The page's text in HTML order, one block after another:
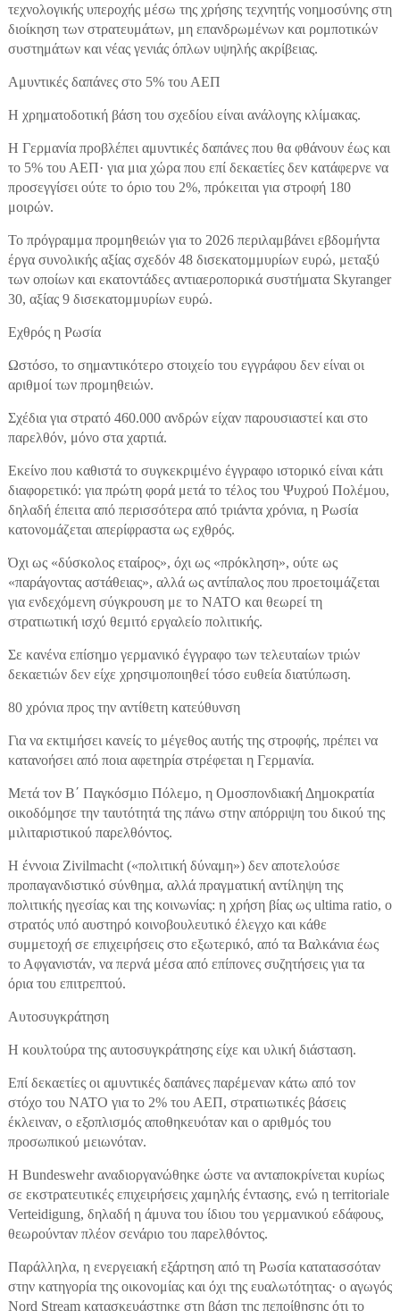
τεχνολογικής υπεροχής μέσω της χρήσης τεχνητής νοημοσύνης στη
διοίκηση των στρατευμάτων, μη επανδρωμένων και ρομποτικών
συστημάτων και νέας γενιάς όπλων υψηλής ακρίβειας.
Αμυντικές δαπάνες στο 5% του ΑΕΠ
Η χρηματοδοτική βάση του σχεδίου είναι ανάλογης κλίμακας.
Η Γερμανία προβλέπει αμυντικές δαπάνες που θα φθάνουν έως και
το 5% του ΑΕΠ· για μια χώρα που επί δεκαετίες δεν κατάφερνε να
προσεγγίσει ούτε το όριο του 2%, πρόκειται για στροφή 180
μοιρών.
Το πρόγραμμα προμηθειών για το 2026 περιλαμβάνει εβδομήντα
έργα συνολικής αξίας σχεδόν 48 δισεκατομμυρίων ευρώ, μεταξύ
των οποίων και εκατοντάδες αντιαεροπορικά συστήματα Skyranger
30, αξίας 9 δισεκατομμυρίων ευρώ.
Εχθρός η Ρωσία
Ωστόσο, το σημαντικότερο στοιχείο του εγγράφου δεν είναι οι
αριθμοί των προμηθειών.
Σχέδια για στρατό 460.000 ανδρών είχαν παρουσιαστεί και στο
παρελθόν, μόνο στα χαρτιά.
Εκείνο που καθιστά το συγκεκριμένο έγγραφο ιστορικό είναι κάτι
διαφορετικό: για πρώτη φορά μετά το τέλος του Ψυχρού Πολέμου,
δηλαδή έπειτα από περισσότερα από τριάντα χρόνια, η Ρωσία
κατονομάζεται απερίφραστα ως εχθρός.
Όχι ως «δύσκολος εταίρος», όχι ως «πρόκληση», ούτε ως
«παράγοντας αστάθειας», αλλά ως αντίπαλος που προετοιμάζεται
για ενδεχόμενη σύγκρουση με το NATO και θεωρεί τη
στρατιωτική ισχύ θεμιτό εργαλείο πολιτικής.
Σε κανένα επίσημο γερμανικό έγγραφο των τελευταίων τριών
δεκαετιών δεν είχε χρησιμοποιηθεί τόσο ευθεία διατύπωση.
80 χρόνια προς την αντίθετη κατεύθυνση
Για να εκτιμήσει κανείς το μέγεθος αυτής της στροφής, πρέπει να
κατανοήσει από ποια αφετηρία στρέφεται η Γερμανία.
Μετά τον Β΄ Παγκόσμιο Πόλεμο, η Ομοσπονδιακή Δημοκρατία
οικοδόμησε την ταυτότητά της πάνω στην απόρριψη του δικού της
μιλιταριστικού παρελθόντος.
Η έννοια Zivilmacht («πολιτική δύναμη») δεν αποτελούσε
προπαγανδιστικό σύνθημα, αλλά πραγματική αντίληψη της
πολιτικής ηγεσίας και της κοινωνίας: η χρήση βίας ως ultima ratio, ο
στρατός υπό αυστηρό κοινοβουλευτικό έλεγχο και κάθε
συμμετοχή σε επιχειρήσεις στο εξωτερικό, από τα Βαλκάνια έως
το Αφγανιστάν, να περνά μέσα από επίπονες συζητήσεις για τα
όρια του επιτρεπτού.
Αυτοσυγκράτηση
Η κουλτούρα της αυτοσυγκράτησης είχε και υλική διάσταση.
Επί δεκαετίες οι αμυντικές δαπάνες παρέμεναν κάτω από τον
στόχο του NATO για το 2% του ΑΕΠ, στρατιωτικές βάσεις
έκλειναν, ο εξοπλισμός αποθηκευόταν και ο αριθμός του
προσωπικού μειωνόταν.
Η Bundeswehr αναδιοργανώθηκε ώστε να ανταποκρίνεται κυρίως
σε εκστρατευτικές επιχειρήσεις χαμηλής έντασης, ενώ η territoriale
Verteidigung, δηλαδή η άμυνα του ίδιου του γερμανικού εδάφους,
θεωρούνταν πλέον σενάριο του παρελθόντος.
Παράλληλα, η ενεργειακή εξάρτηση από τη Ρωσία κατατασσόταν
στην κατηγορία της οικονομίας και όχι της ευαλωτότητας· ο αγωγός
Nord Stream κατασκευάστηκε στη βάση της πεποίθησης ότι το